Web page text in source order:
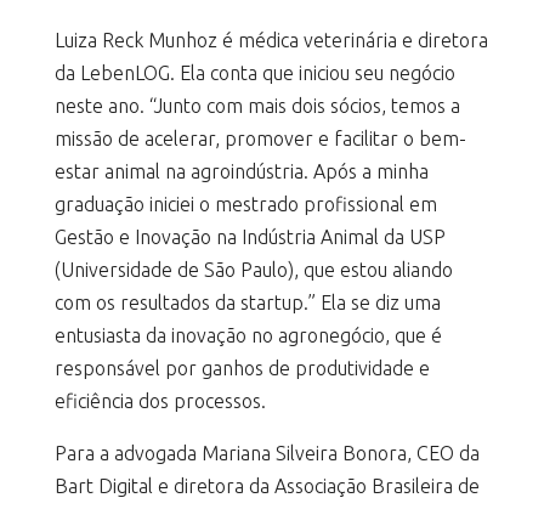
Luiza Reck Munhoz é médica veterinária e diretora
da LebenLOG. Ela conta que iniciou seu negócio
neste ano. “Junto com mais dois sócios, temos a
missão de acelerar, promover e facilitar o bem-
estar animal na agroindústria. Após a minha
graduação iniciei o mestrado profissional em
Gestão e Inovação na Indústria Animal da USP
(Universidade de São Paulo), que estou aliando
com os resultados da startup.” Ela se diz uma
entusiasta da inovação no agronegócio, que é
responsável por ganhos de produtividade e
eficiência dos processos.
Para a advogada Mariana Silveira Bonora, CEO da
Bart Digital e diretora da Associação Brasileira de